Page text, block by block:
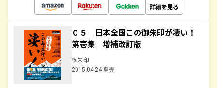
詳細を見る
０５ 日本全国この御朱印が凄い！
第壱集 増補改訂版
御朱印
2015.04.24 発売